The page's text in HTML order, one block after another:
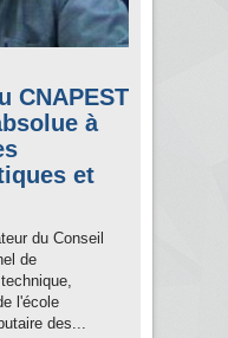
CNAPEST
à
et
du Conseil
de
l'école
des...